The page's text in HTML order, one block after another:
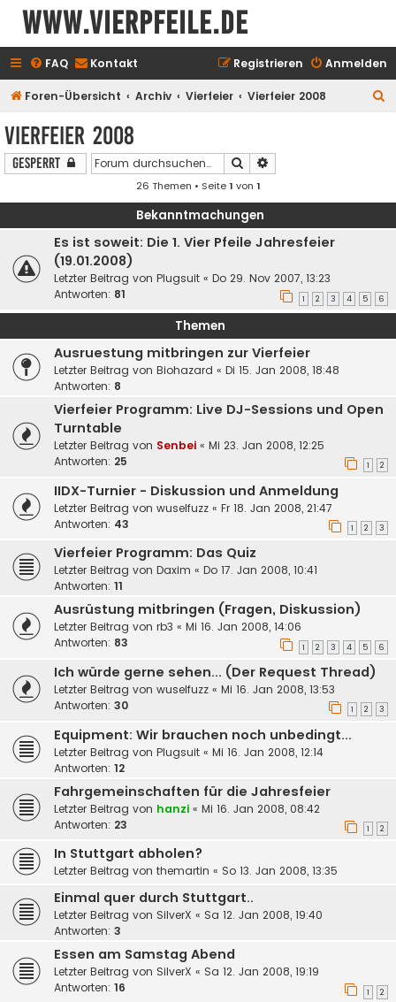
www.vierpfeile.de
FAQ Kontakt Anmelden
Registrieren
Foren-Übersicht Archiv Vierfeier Vierfeier 2008
Vierfeier 2008
Gesperrt Suche
26 Themen • Seite1 von 1
Bekanntmachungen
Es ist soweit: Die 1. Vier Pfeile Jahresfeier
(19.01.2008)
Letzter Beitrag von Plugsuit « Do 29. Nov 2007, 13:23
Antworten: 81 1 2 3 4 5 6
Themen
Ausruestung mitbringen zur Vierfeier
Letzter Beitrag von Biohazard « Di 15. Jan 2008, 18:48
Antworten: 8
Vierfeier Programm: Live DJ-Sessions und Open
Turntable
Letzter Beitrag von Senbei « Mi 23. Jan 2008, 12:25
Antworten: 25 1 2
IIDX-Turnier - Diskussion und Anmeldung
Letzter Beitrag von wuselfuzz « Fr 18. Jan 2008, 21:47
Antworten: 43 1 2 3
Vierfeier Programm: Das Quiz
Letzter Beitrag von Daxim « Do 17. Jan 2008, 10:41
Antworten: 11
Ausrüstung mitbringen (Fragen, Diskussion)
Letzter Beitrag von rb3 « Mi 16. Jan 2008, 14:06
Antworten: 83 1 2 3 4 5 6
Ich würde gerne sehen... (Der Request Thread)
Letzter Beitrag von wuselfuzz « Mi 16. Jan 2008, 13:53
Antworten: 30 1 2 3
Equipment: Wir brauchen noch unbedingt...
Letzter Beitrag von Plugsuit « Mi 16. Jan 2008, 12:14
Antworten: 12
Fahrgemeinschaften für die Jahresfeier
Letzter Beitrag von hanzi « Mi 16. Jan 2008, 08:42
Antworten: 23 1 2
In Stuttgart abholen?
Letzter Beitrag von themartin « So 13. Jan 2008, 13:35
Einmal quer durch Stuttgart..
Letzter Beitrag von SilverX « Sa 12. Jan 2008, 19:40
Antworten: 3
Essen am Samstag Abend
Letzter Beitrag von SilverX « Sa 12. Jan 2008, 19:19
Antworten: 16 1 2